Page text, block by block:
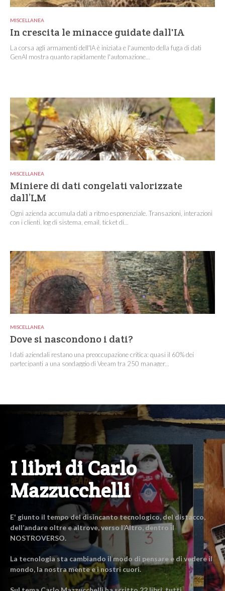
MISCELLANEA
In crescita le minacce guidate dall'IA
La corsa agli armamenti dell'IA è iniziata e l'aumento della fuga di dati
GenAI mostra quanto rapidamente l'automazione...
MISCELLANEA
Miniere di dati congelati valorizzate
dall’LM
Ogni azienda accumula dati a ritmo esponenziale. Transazioni, interazioni
con i clienti, log di sistema, email, ticket di...
MISCELLANEA
Dove si nascondono i dati?
I dati aziendali restano una preoccupazione critica: quasi il 60% dei
partecipanti a una sondaggio di Veeam tra 250 manager...
I libri di Carlo
Mazzucchelli
E' giunto il tempo del disincanto tecnologico, del distacco,
dell’andare oltre e altrove, verso l’Altro, dentro il
NOSTROVERSO.
La tecnologia sta cambiando il modo di pensare e di vedere il
mondo, la nostra mente e i nostri cuori.